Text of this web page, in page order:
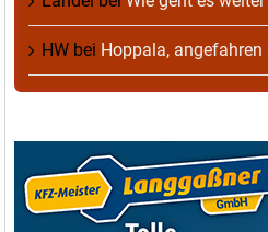
HW bei Hoppala, angefahren